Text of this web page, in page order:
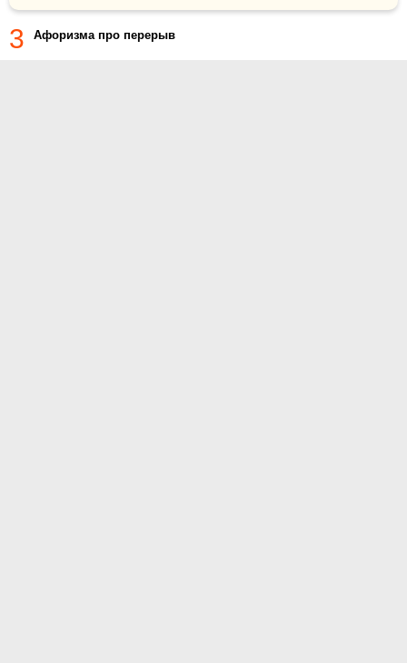
3 Афоризма про перерыв